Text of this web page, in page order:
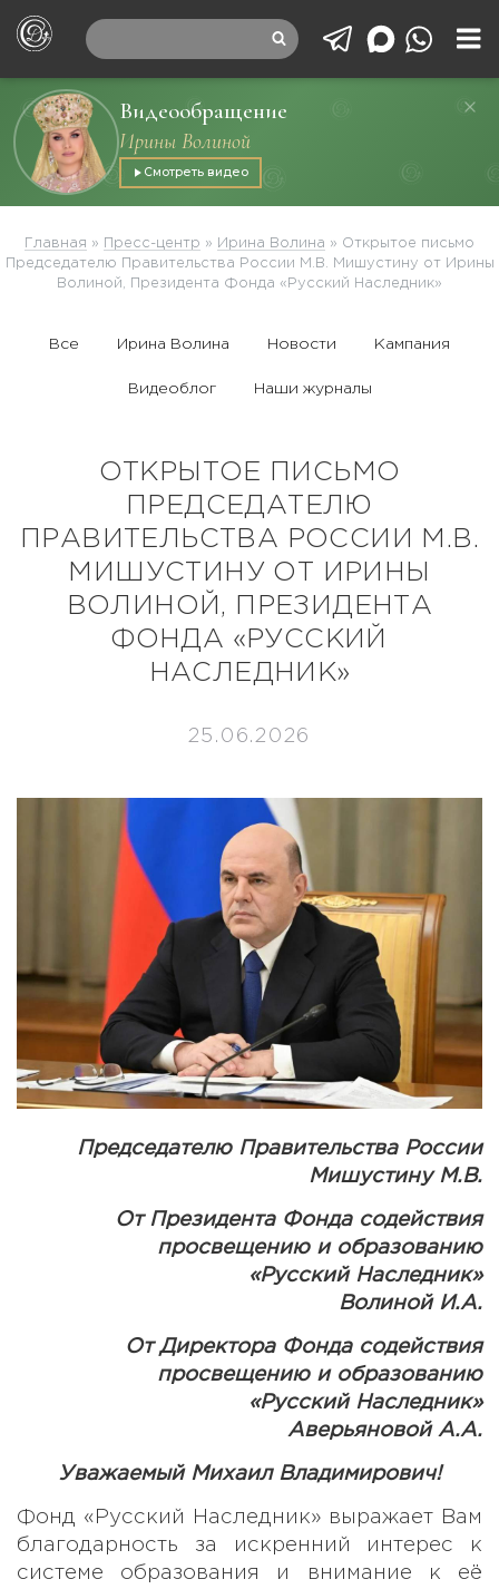
Видеообращение
Ирины Волиной
Смотреть видео
Главная » Пресс-центр » Ирина Волина » Открытое письмо
Председателю Правительства России М.В. Мишустину от Ирины
Волиной, Президента Фонда «Русский Наследник»
Все Ирина Волина Новости Кампания
Видеоблог Наши журналы
ОТКРЫТОЕ ПИСЬМО
ПРЕДСЕДАТЕЛЮ
ПРАВИТЕЛЬСТВА РОССИИ М.В.
МИШУСТИНУ ОТ ИРИНЫ
ВОЛИНОЙ, ПРЕЗИДЕНТА
ФОНДА «РУССКИЙ
НАСЛЕДНИК»
25.06.2026
Председателю Правительства России
Мишустину М.В.
От Президента Фонда содействия
просвещению и образованию
«Русский Наследник»
Волиной И.А.
От Директора Фонда содействия
просвещению и образованию
«Русский Наследник»
Аверьяновой А.А.
Уважаемый Михаил Владимирович!
Фонд «Русский Наследник» выражает Вам
благодарность за искренний интерес к
системе образования и внимание к её